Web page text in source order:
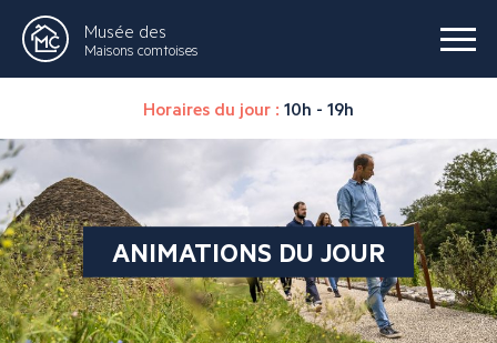
Musée des
Maisons comtoises
Horaires du jour : 10h - 19h
ANIMATIONS DU JOUR